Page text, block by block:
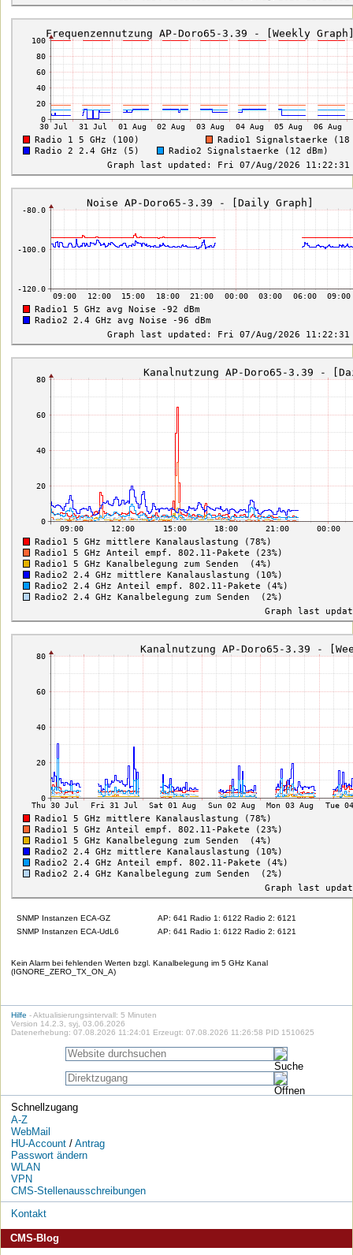
SNMP Instanzen ECA-GZ
AP: 641 Radio 1: 6122 Radio 2: 6121
SNMP Instanzen ECA-UdL6
AP: 641 Radio 1: 6122 Radio 2: 6121
Kein Alarm bei fehlenden Werten bzgl. Kanalbelegung im 5 GHz Kanal
(IGNORE_ZERO_TX_ON_A)
Hilfe - Aktualisierungsintervall: 5 Minuten
Version 14.2.3, syj, 03.06.2026
Datenerhebung: 07.08.2026 11:24:01 Erzeugt: 07.08.2026 11:26:58 PID 1510625
Schnellzugang
A-Z
WebMail
HU-Account/ Antrag
Passwort ändern
WLAN
VPN
CMS-Stellenausschreibungen
Kontakt
CMS-Blog